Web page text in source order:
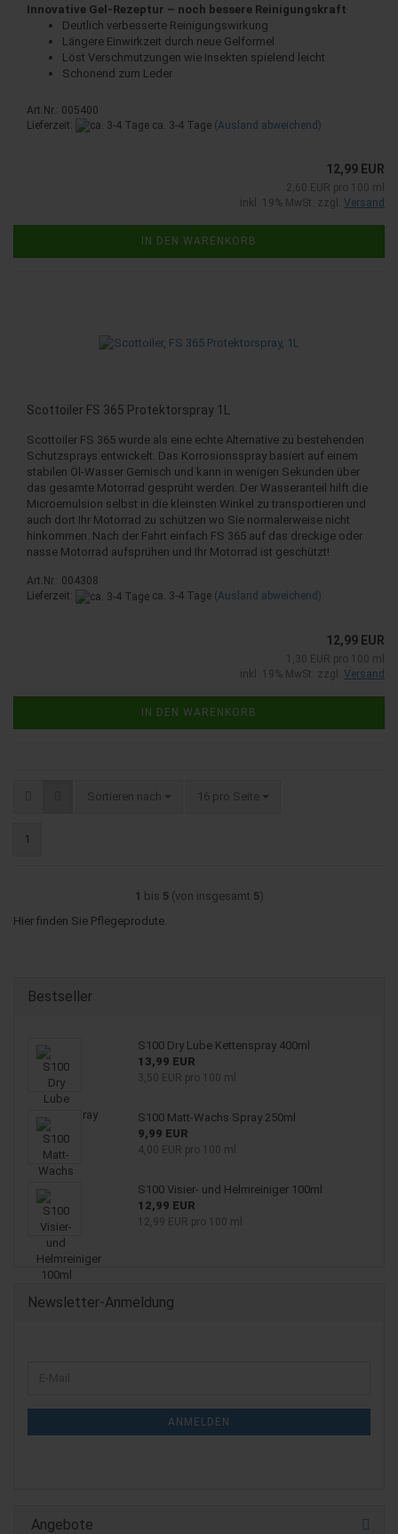
Innovative Gel-Rezeptur – noch bessere Reinigungskraft
Deutlich verbesserte Reinigungswirkung
Längere Einwirkzeit durch neue Gelformel
Löst Verschmutzungen wie Insekten spielend leicht
Schonend zum Leder
Art.Nr.: 005400
Lieferzeit:
ca. 3-4 Tage (Ausland abweichend)
12,99 EUR
2,60 EUR pro 100 ml
inkl. 19% MwSt. zzgl. Versand
IN DEN WARENKORB
Scottoiler FS 365 Protektorspray 1L
Scottoiler FS 365 wurde als eine echte Alternative zu bestehenden
Schutzsprays entwickelt. Das Korrosionsspray basiert auf einem
stabilen Öl-Wasser Gemisch und kann in wenigen Sekunden über
das gesamte Motorrad gesprüht werden. Der Wasseranteil hilft die
Microemulsion selbst in die kleinsten Winkel zu transportieren und
auch dort Ihr Motorrad zu schützen wo Sie normalerweise nicht
hinkommen. Nach der Fahrt einfach FS 365 auf das dreckige oder
nasse Motorrad aufsprühen und Ihr Motorrad ist geschützt!
Art.Nr.: 004308
Lieferzeit:
ca. 3-4 Tage (Ausland abweichend)
12,99 EUR
1,30 EUR pro 100 ml
inkl. 19% MwSt. zzgl. Versand
IN DEN WARENKORB
Sortieren nach
Sortieren nach 16 pro Seite
pro Seite
1
1 bis 5(von insgesamt 5)
Hier finden Sie Pflegeprodute.
Bestseller
S100 Dry Lube Kettenspray 400ml
13,99 EUR
3,50 EUR pro 100 ml
S100 Matt-Wachs Spray 250ml
9,99 EUR
4,00 EUR pro 100 ml
S100 Visier- und Helmreiniger 100ml
12,99 EUR
12,99 EUR pro 100 ml
Newsletter-Anmeldung
ANMELDEN
Angebote